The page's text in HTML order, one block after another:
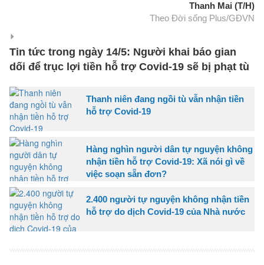
Thanh Mai (T/H)
Theo Đời sống Plus/GĐVN
Tin tức trong ngày 14/5: Người khai báo gian
dối để trục lợi tiền hỗ trợ Covid-19 sẽ bị phạt tù
Thanh niên đang ngồi tù vẫn nhận tiền
hỗ trợ Covid-19
Hàng nghìn người dân tự nguyện không
nhận tiền hỗ trợ Covid-19: Xã nói gì về
việc soạn sẵn đơn?
2.400 người tự nguyện không nhận tiền
hỗ trợ do dịch Covid-19 của Nhà nước